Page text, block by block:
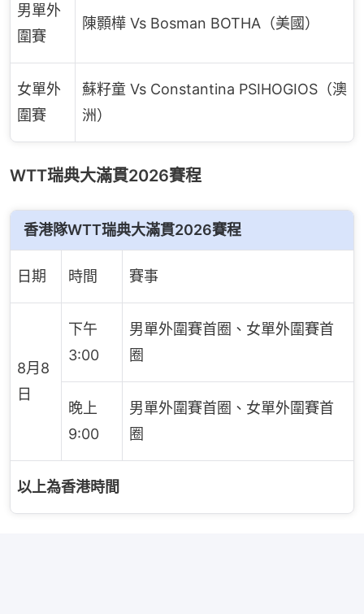
男單外
圍賽
陳顥樺 Vs Bosman BOTHA（美國）
女單外
圍賽
蘇籽童 Vs Constantina PSIHOGIOS（澳
洲）
WTT瑞典大滿貫2026賽程
香港隊WTT瑞典大滿貫2026賽程
日期 時間 賽事
8月8
日
下午
3:00
男單外圍賽首圈、女單外圍賽首
圈
晚上
9:00
男單外圍賽首圈、女單外圍賽首
圈
以上為香港時間